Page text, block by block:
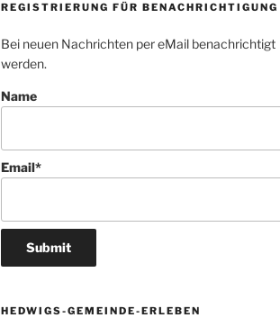
REGISTRIERUNG FÜR BENACHRICHTIGUNG
Bei neuen Nachrichten per eMail benachrichtigt
werden.
Name
Email*
HEDWIGS-GEMEINDE-ERLEBEN